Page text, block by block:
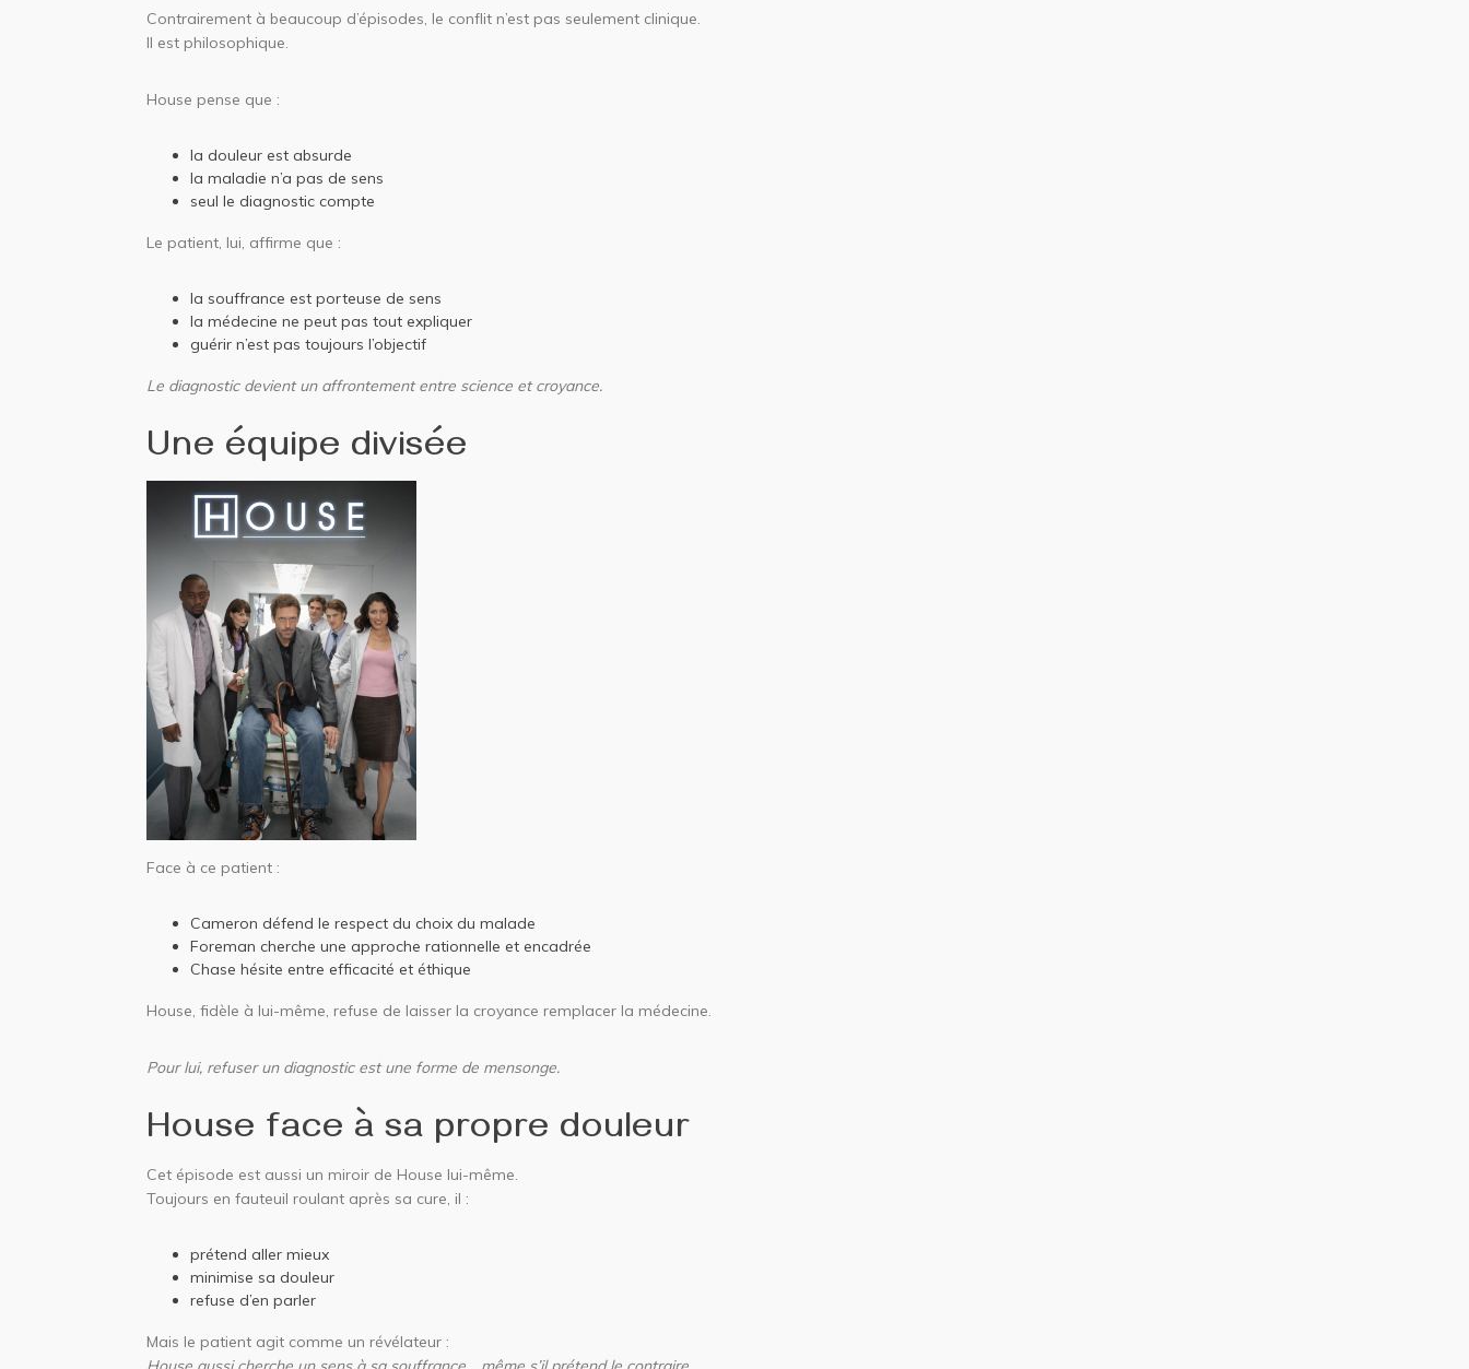
Contrairement à beaucoup d’épisodes, le conflit n’est pas seulement clinique.
Il est philosophique.
House pense que :
la douleur est absurde
la maladie n’a pas de sens
seul le diagnostic compte
Le patient, lui, affirme que :
la souffrance est porteuse de sens
la médecine ne peut pas tout expliquer
guérir n’est pas toujours l’objectif
Le diagnostic devient un affrontement entre science et croyance.
Une équipe divisée
Face à ce patient :
Cameron défend le respect du choix du malade
Foreman cherche une approche rationnelle et encadrée
Chase hésite entre efficacité et éthique
House, fidèle à lui-même, refuse de laisser la croyance remplacer la médecine.
Pour lui, refuser un diagnostic est une forme de mensonge.
House face à sa propre douleur
Cet épisode est aussi un miroir de House lui-même.
Toujours en fauteuil roulant après sa cure, il :
prétend aller mieux
minimise sa douleur
refuse d’en parler
Mais le patient agit comme un révélateur :